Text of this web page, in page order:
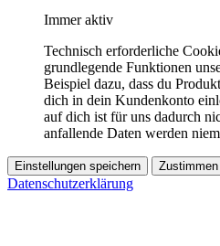
Immer aktiv
Technisch erforderliche
grundlegende Funktionen
Beispiel dazu, dass du
dich in dein Kundenkonto
auf dich ist für uns dadurch
anfallende Daten werden
Einstellungen speichern Zustimmen
Datenschutzerklärung